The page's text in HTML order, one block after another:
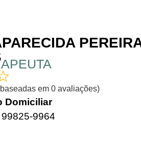
em 0 avaliações)
Domiciliar
99825-9964